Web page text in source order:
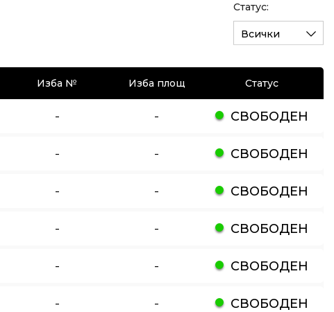
Статус:
Всички
Изба № Изба площ Статус
- - СВОБОДЕН
- - СВОБОДЕН
- - СВОБОДЕН
- - СВОБОДЕН
- - СВОБОДЕН
- - СВОБОДЕН